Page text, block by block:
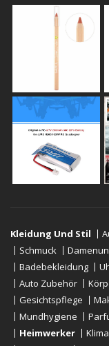
Kleidung Und Stil
Schmuck
Badebekleidung
Auto Zubehör
Gesichtspflege
Mundhygiene
Heimwerker
Klima